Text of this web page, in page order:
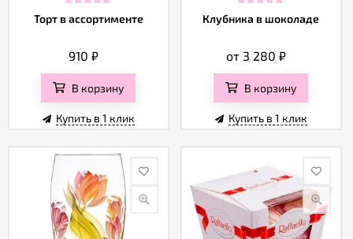
Торт в ассортименте
910₽
В корзину
Купить в 1 клик
Клубника в шоколаде
от 3 280₽
В корзину
Купить в 1 клик